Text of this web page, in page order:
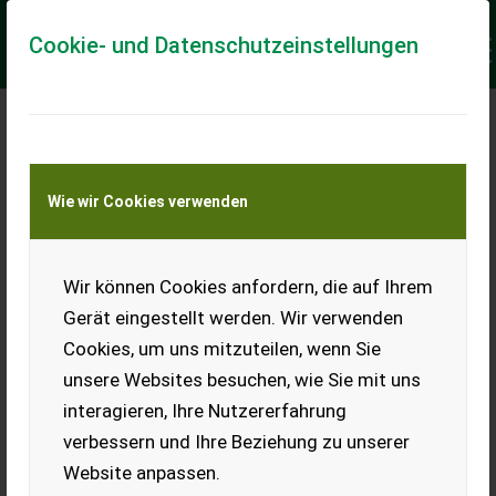
Cookie- und Datenschutzeinstellungen
Wie wir Cookies verwenden
Wir können Cookies anfordern, die auf Ihrem
Gerät eingestellt werden. Wir verwenden
Cookies, um uns mitzuteilen, wenn Sie
unsere Websites besuchen, wie Sie mit uns
interagieren, Ihre Nutzererfahrung
verbessern und Ihre Beziehung zu unserer
Website anpassen.
Meine Transportkostenanfrage
Transport von Land- und Baumaschinen –
KEINE Tiertransporte
Ladeort
Ort